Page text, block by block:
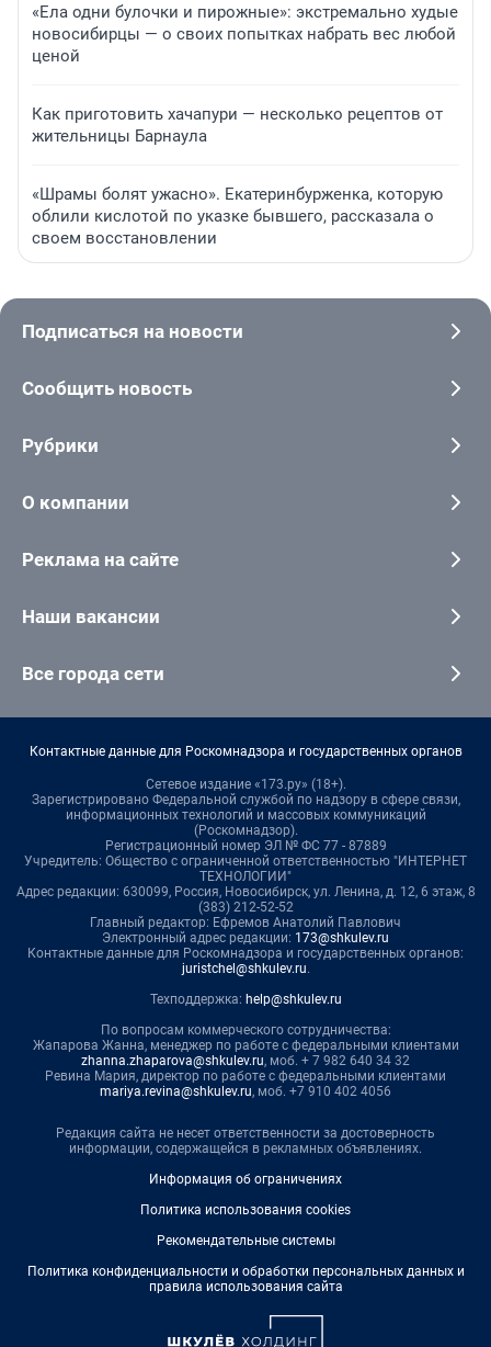
«Ела одни булочки и пирожные»: экстремально худые
новосибирцы — о своих попытках набрать вес любой
ценой
Как приготовить хачапури — несколько рецептов от
жительницы Барнаула
«Шрамы болят ужасно». Екатеринбурженка, которую
облили кислотой по указке бывшего, рассказала о
своем восстановлении
Подписаться на новости
Сообщить новость
Рубрики
О компании
Реклама на сайте
Наши вакансии
Все города сети
Контактные данные для Роскомнадзора и государственных органов
Сетевое издание «173.ру» (18+).
Зарегистрировано Федеральной службой по надзору в сфере связи,
информационных технологий и массовых коммуникаций
(Роскомнадзор).
Регистрационный номер ЭЛ № ФС 77 - 87889
Учредитель: Общество с ограниченной ответственностью "ИНТЕРНЕТ
ТЕХНОЛОГИИ"
Адрес редакции: 630099, Россия, Новосибирск, ул. Ленина, д. 12, 6 этаж, 8
(383) 212-52-52
Главный редактор: Ефремов Анатолий Павлович
Электронный адрес редакции: 173@shkulev.ru
Контактные данные для Роскомнадзора и государственных органов:
juristchel@shkulev.ru.
Техподдержка: help@shkulev.ru
По вопросам коммерческого сотрудничества:
Жапарова Жанна, менеджер по работе с федеральными клиентами
zhanna.zhaparova@shkulev.ru, моб. + 7 982 640 34 32
Ревина Мария, директор по работе с федеральными клиентами
mariya.revina@shkulev.ru, моб. +7 910 402 4056
Редакция сайта не несет ответственности за достоверность
информации, содержащейся в рекламных объявлениях.
Информация об ограничениях
Политика использования cookies
Рекомендательные системы
Политика конфиденциальности и обработки персональных данных и
правила использования сайта